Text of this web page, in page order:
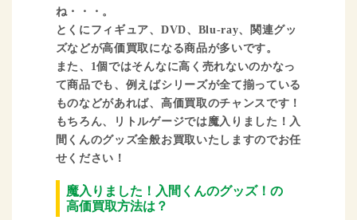
ね・・・。
とくにフィギュア、DVD、Blu-ray、関連グッ
ズなどが高価買取になる商品が多いです。
また、1個ではそんなに高く売れないのかなっ
て商品でも、例えばシリーズが全て揃っている
ものなどがあれば、高価買取のチャンスです！
もちろん、リトルゲージでは魔入りました！入
間くんのグッズ全般お買取いたしますのでお任
せください！
魔入りました！入間くんのグッズ！の
高価買取方法は？